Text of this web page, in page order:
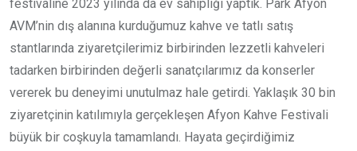
festivaline 2023 yılında da ev sahipliği yaptık. Park Afyon
AVM’nin dış alanına kurduğumuz kahve ve tatlı satış
stantlarında ziyaretçilerimiz birbirinden lezzetli kahveleri
tadarken birbirinden değerli sanatçılarımız da konserler
vererek bu deneyimi unutulmaz hale getirdi. Yaklaşık 30 bin
ziyaretçinin katılımıyla gerçekleşen Afyon Kahve Festivali
büyük bir coşkuyla tamamlandı. Hayata geçirdiğimiz